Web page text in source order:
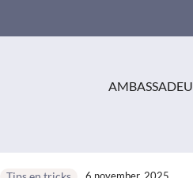
6 november, 2025